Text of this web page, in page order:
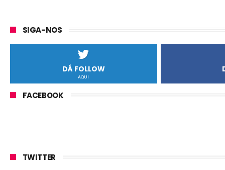
SIGA-NOS
DÁ FOLLOW
AQUI
FACEBOOK
TWITTER